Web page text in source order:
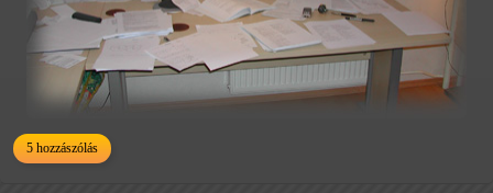
5 hozzászólás